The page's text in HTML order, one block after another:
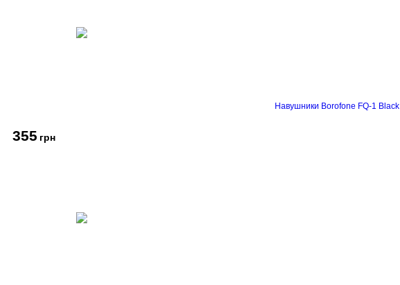
Навушники Borofone FQ-1 Black
355 грн